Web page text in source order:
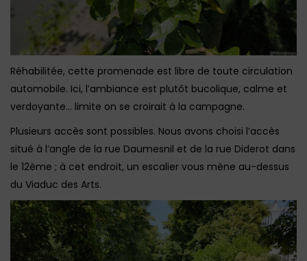
Réhabilitée, cette promenade est libre de toute circulation
automobile. Ici, l’ambiance est plutôt bucolique, calme et
verdoyante… limite on se croirait à la campagne.
Plusieurs accès sont possibles. Nous avons choisi l’accès
situé à l’angle de la rue Daumesnil et de la rue Diderot dans
le 12ème ; à cet endroit, un escalier vous mène au-dessus
du Viaduc des Arts.